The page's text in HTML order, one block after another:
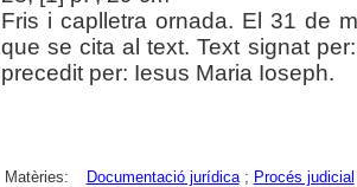
Fris i caplletra ornada. El 31 de
que se cita al text. Text signat
precedit per: Iesus Maria Ioseph.
Matèries: Documentació jurídica; Procés judicial